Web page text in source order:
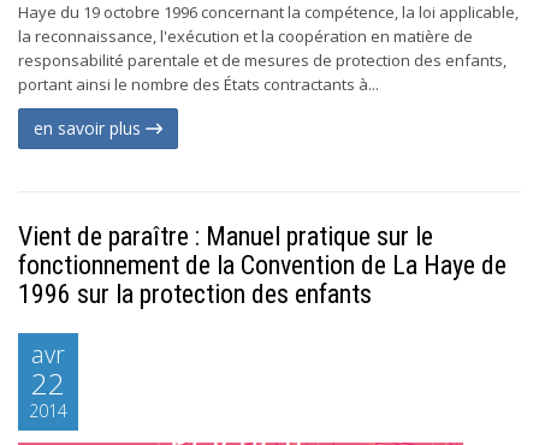
Haye du 19 octobre 1996 concernant la compétence, la loi applicable,
la reconnaissance, l'exécution et la coopération en matière de
responsabilité parentale et de mesures de protection des enfants,
portant ainsi le nombre des États contractants à...
en savoir plus
Vient de paraître : Manuel pratique sur le
fonctionnement de la Convention de La Haye de
1996 sur la protection des enfants
avr
22
2014